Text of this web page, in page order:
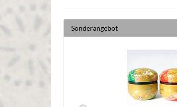
Sonderangebot